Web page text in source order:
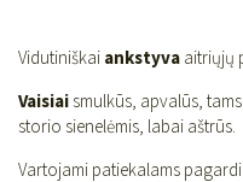
Vidutiniškai ankstyva aitriųjų
Vaisiai smulkūs, apvalūs,
storio sienelėmis, labai aštrūs.
Vartojami patiekalams